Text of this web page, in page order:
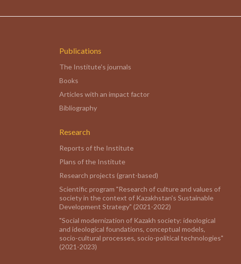
Publications
The Institute's journals
Books
Articles with an impact factor
Bibliography
Research
Reports of the Institute
Plans of the Institute
Research projects (grant-based)
Scientific program "Research of culture and values of
society in the context of Kazakhstan's Sustainable
Development Strategy" (2021-2022)
"Social modernization of Kazakh society: ideological
and ideological foundations, conceptual models,
socio-cultural processes, socio-political technologies"
(2021-2023)